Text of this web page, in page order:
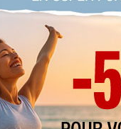
J'etais debordée.